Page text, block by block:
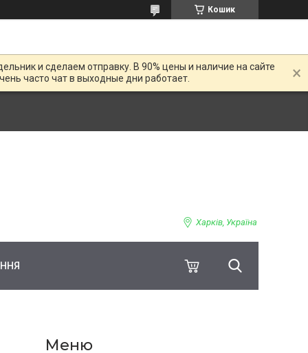
Кошик
и сделаем отправку. В 90% цены и наличие на сайте
часто чат в выходные дни работает.
Харків, Україна